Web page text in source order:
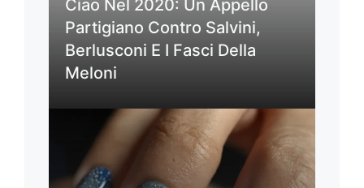
Ciao Nel 2020: Un Appello
Partigiano Contro Salvini,
Berlusconi E I Fasci Della
Meloni